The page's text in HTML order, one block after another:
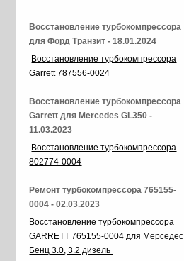
Восстановление турбокомпрессора
для Форд Транзит - 18.01.2024
Восстановление турбокомпрессора
Garrett 787556-0024
Восстановление турбокомпрессора
Garrett для Mercedes GL350 -
11.03.2023
Восстановление турбокомпрессора
802774-0004
Ремонт турбокомпрессора 765155-
0004 - 02.03.2023
Восстановление турбокомпрессора
GARRETT 765155-0004 для Мерседес
Бенц 3.0, 3.2 дизель